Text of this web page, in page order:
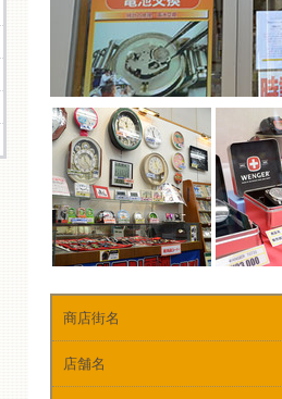
商店街名
店舗名